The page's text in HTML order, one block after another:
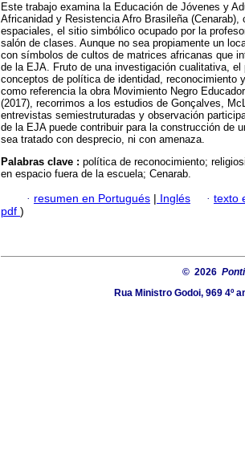
Este trabajo examina la Educación de Jóvenes y
Africanidad y Resistencia Afro Brasileña (Cenarab),
espaciales, el sitio simbólico ocupado por la
salón de clases. Aunque no sea propiamente un
con símbolos de cultos de matrices africanas que
de la EJA. Fruto de una investigación cualitativa, el
conceptos de política de identidad, reconocimiento
como referencia la obra Movimiento Negro
(2017), recorrimos a los estudios de Gonçalves,
entrevistas semiestruturadas y observación
de la EJA puede contribuir para la construcción de
sea tratado con desprecio, ni con amenaza.
Palabras clave : política de reconocimiento;
en espacio fuera de la escuela; Cenarab.
· resumen en Portugués | Inglés · texto
pdf )
© 2026
Rua Ministro Godoi, 969 4º